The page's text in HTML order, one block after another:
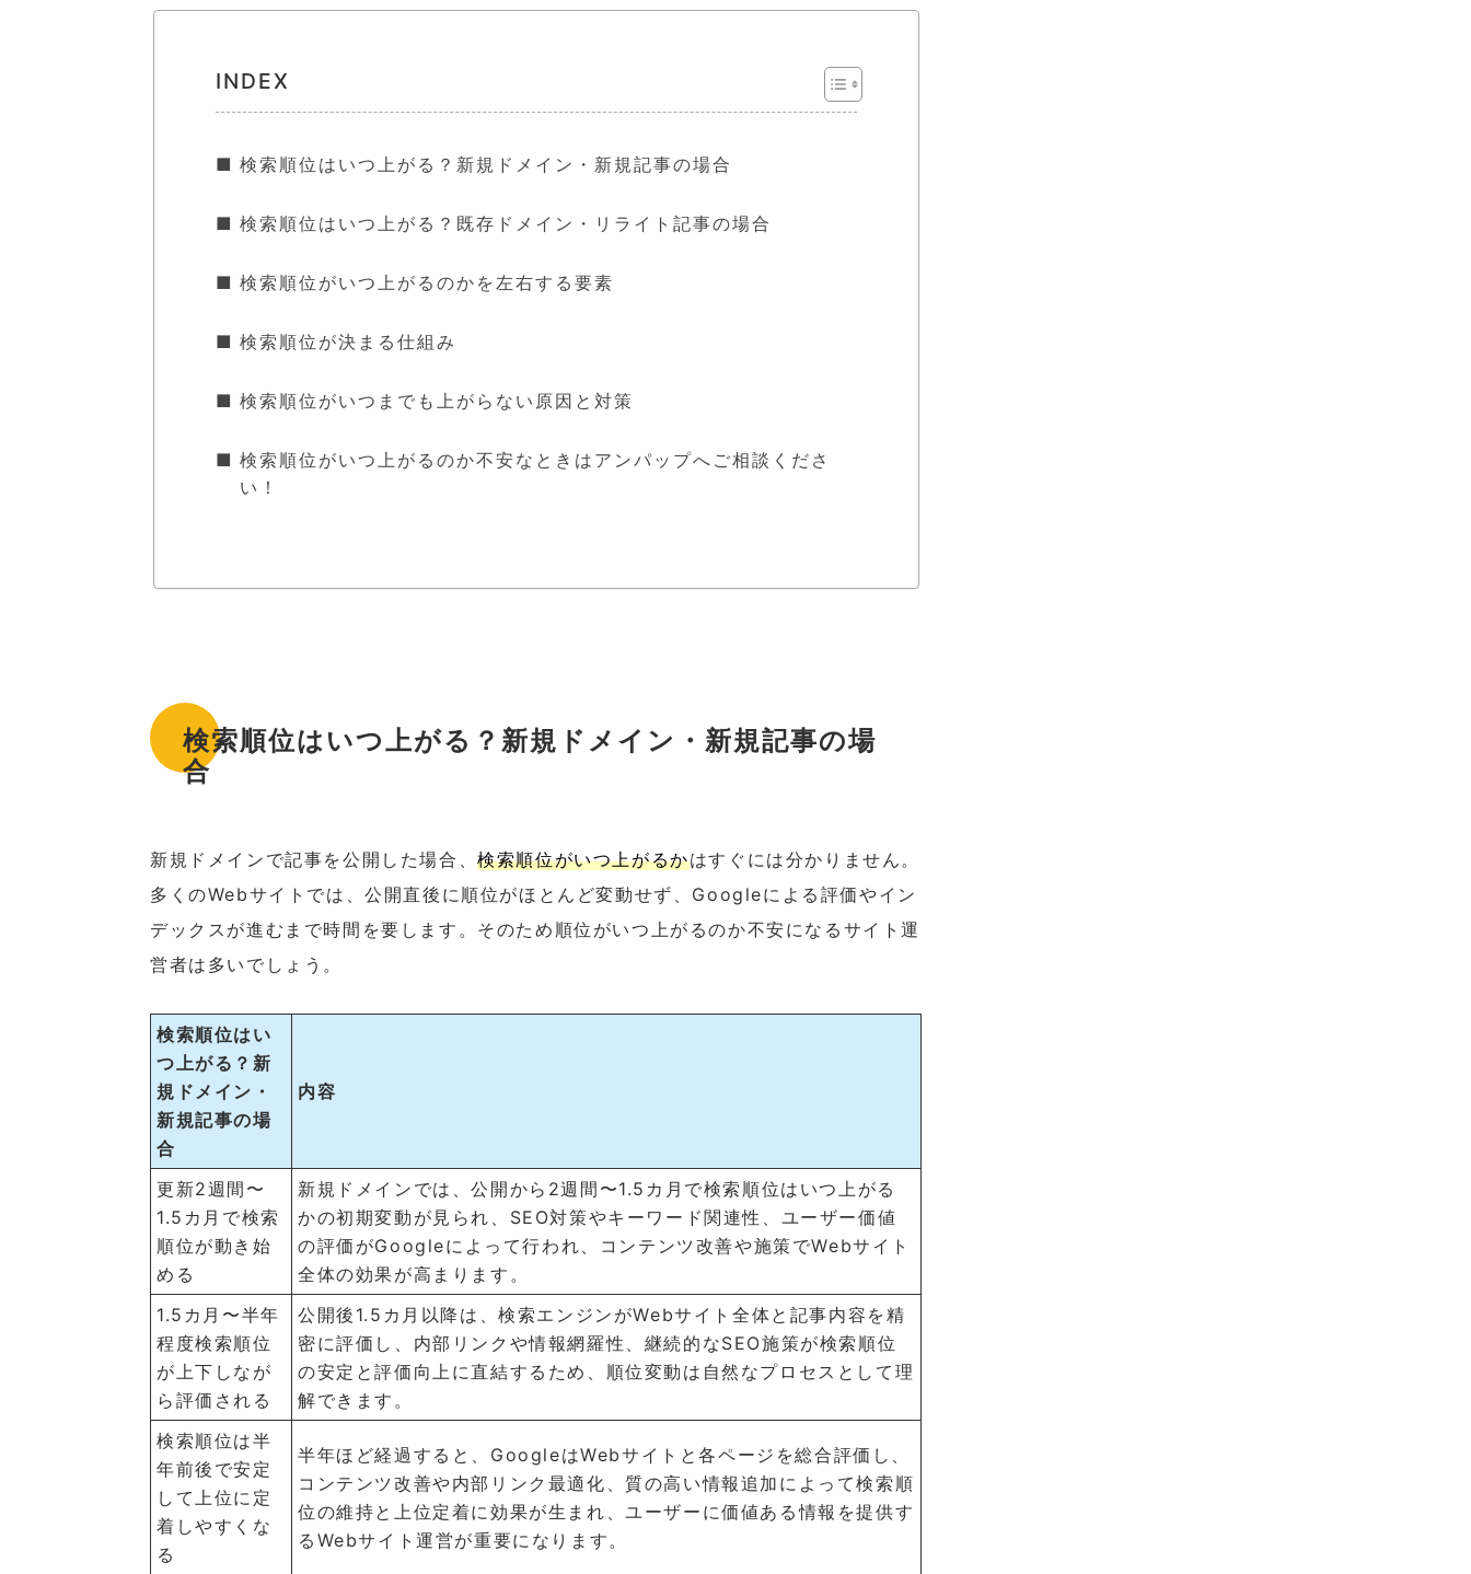
INDEX
検索順位はいつ上がる？新規ドメイン・新規記事の場合
検索順位はいつ上がる？既存ドメイン・リライト記事の場合
検索順位がいつ上がるのかを左右する要素
検索順位が決まる仕組み
検索順位がいつまでも上がらない原因と対策
検索順位がいつ上がるのか不安なときはアンパップへご相談くださ
い！
検索順位はいつ上がる？新規ドメイン・新規記事の場
合
新規ドメインで記事を公開した場合、検索順位がいつ上がるかはすぐには分かりません。
多くのWebサイトでは、公開直後に順位がほとんど変動せず、Googleによる評価やイン
デックスが進むまで時間を要します。そのため順位がいつ上がるのか不安になるサイト運
営者は多いでしょう。
検索順位はい
つ上がる？新
規ドメイン・
新規記事の場
合
内容
更新2週間〜
1.5カ月で検索
順位が動き始
める
新規ドメインでは、公開から2週間〜1.5カ月で検索順位はいつ上がる
かの初期変動が見られ、SEO対策やキーワード関連性、ユーザー価値
の評価がGoogleによって行われ、コンテンツ改善や施策でWebサイト
全体の効果が高まります。
1.5カ月〜半年
程度検索順位
が上下しなが
ら評価される
公開後1.5カ月以降は、検索エンジンがWebサイト全体と記事内容を精
密に評価し、内部リンクや情報網羅性、継続的なSEO施策が検索順位
の安定と評価向上に直結するため、順位変動は自然なプロセスとして理
解できます。
検索順位は半
年前後で安定
して上位に定
着しやすくな
る
半年ほど経過すると、GoogleはWebサイトと各ページを総合評価し、
コンテンツ改善や内部リンク最適化、質の高い情報追加によって検索順
位の維持と上位定着に効果が生まれ、ユーザーに価値ある情報を提供す
るWebサイト運営が重要になります。